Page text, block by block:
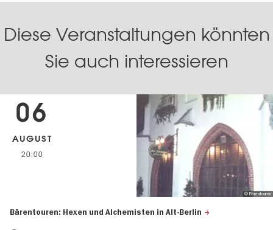
Diese Veranstaltungen könnten
Sie auch interessieren
Bärentouren: Hexen und Alchemisten in Alt-Berlin
06
AUGUST
20:00
© Bärentouren